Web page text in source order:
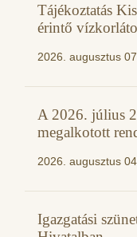
Tájékoztatás
érintő
2026. augusztus 07.
A 2026. július
megalkotott
2026. augusztus 04.
Igazgatási